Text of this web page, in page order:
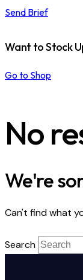
Send Brief
Want to Stock
Go to Shop
No
We're
Can't find what
Search